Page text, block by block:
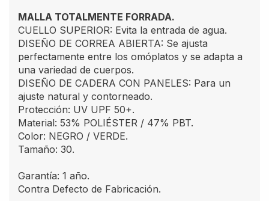
MALLA TOTALMENTE FORRADA.
CUELLO SUPERIOR: Evita la entrada de agua.
DISEÑO DE CORREA ABIERTA: Se ajusta
perfectamente entre los omóplatos y se adapta a
una variedad de cuerpos.
DISEÑO DE CADERA CON PANELES: Para un
ajuste natural y contorneado.
Protección: UV UPF 50+.
Material: 53% POLIÉSTER / 47% PBT.
Color: NEGRO / VERDE.
Tamaño: 30.
Garantía: 1 año.
Contra Defecto de Fabricación.